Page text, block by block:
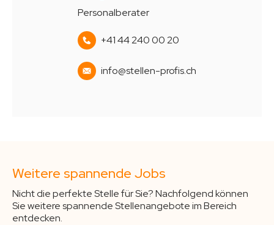
Personalberater
+41 44 240 00 20
info@stellen-profis.ch
Weitere spannende Jobs
Nicht die perfekte Stelle für Sie? Nachfolgend können
Sie weitere spannende Stellenangebote im Bereich
entdecken.